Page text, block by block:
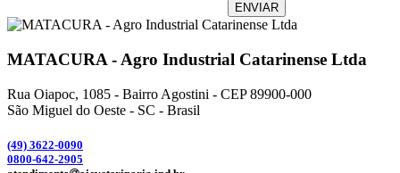
ENVIAR
MATACURA - Agro Industrial Catarinense Ltda
Rua Oiapoc, 1085 - Bairro Agostini - CEP 89900-000
São Miguel do Oeste - SC - Brasil
(49) 3622-0090
0800-642-2905